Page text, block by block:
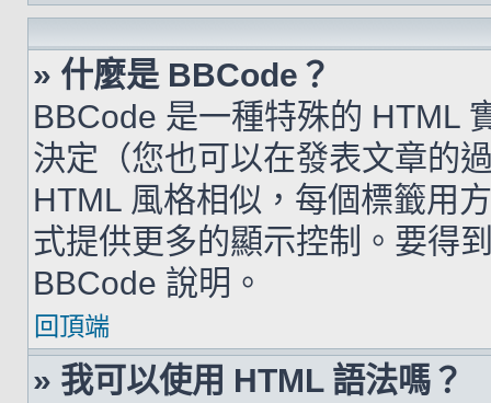
» 什麼是 BBCode？
BBCode 是一種特殊的 HTML
決定（您也可以在發表文章的
HTML 風格相似，每個標籤用
式提供更多的顯示控制。要得
BBCode 說明。
回頂端
» 我可以使用 HTML 語法嗎？